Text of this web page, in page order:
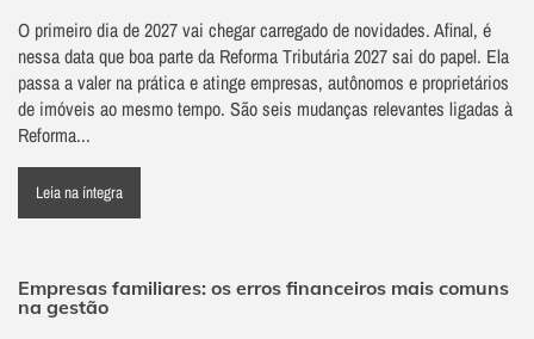
O primeiro dia de 2027 vai chegar carregado de novidades. Afinal, é
nessa data que boa parte da Reforma Tributária 2027 sai do papel. Ela
passa a valer na prática e atinge empresas, autônomos e proprietários
de imóveis ao mesmo tempo. São seis mudanças relevantes ligadas à
Reforma...
Leia na íntegra
Empresas familiares: os erros financeiros mais comuns
na gestão